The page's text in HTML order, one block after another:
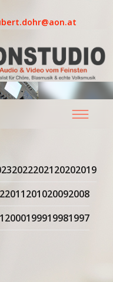
2022202120202019
2011201020092008
2000199919981997